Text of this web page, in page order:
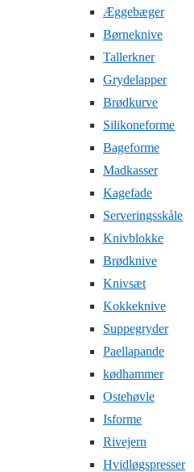
Æggebæger
Børneknive
Tallerkner
Grydelapper
Brødkurve
Silikoneforme
Bageforme
Madkasser
Kagefade
Serveringsskåle
Knivblokke
Brødknive
Knivsæt
Kokkeknive
Suppegryder
Paellapande
kødhammer
Ostehøvle
Isforme
Rivejern
Hvidløgspresser